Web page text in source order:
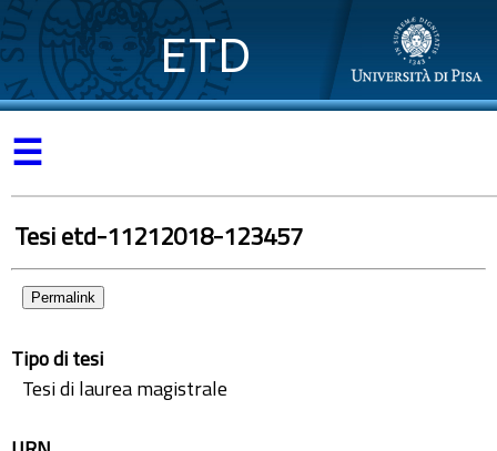
ETD
☰
Tesi etd-11212018-123457
Permalink
Tipo di tesi
Tesi di laurea magistrale